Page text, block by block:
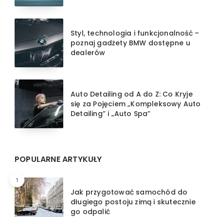
Styl, technologia i funkcjonalność –
poznaj gadżety BMW dostępne u
dealerów
Auto Detailing od A do Z: Co Kryje
się za Pojęciem „Kompleksowy Auto
Detailing” i „Auto Spa”
POPULARNE ARTYKUŁY
1
Jak przygotować samochód do
długiego postoju zimą i skutecznie
go odpalić